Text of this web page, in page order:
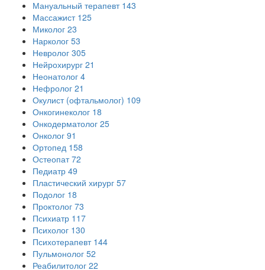
Мануальный терапевт 143
Массажист 125
Миколог 23
Нарколог 53
Невролог 305
Нейрохирург 21
Неонатолог 4
Нефролог 21
Окулист (офтальмолог) 109
Онкогинеколог 18
Онкодерматолог 25
Онколог 91
Ортопед 158
Остеопат 72
Педиатр 49
Пластический хирург 57
Подолог 18
Проктолог 73
Психиатр 117
Психолог 130
Психотерапевт 144
Пульмонолог 52
Реабилитолог 22